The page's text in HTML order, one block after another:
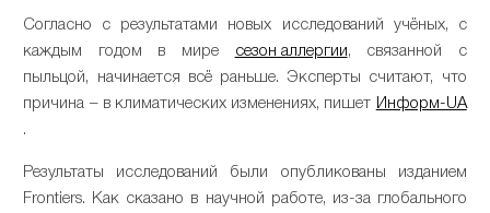
Согласно с результатами новых исследований учёных, с
каждым годом в мире
сезон аллергии, связанной с
пыльцой, начинается всё раньше. Эксперты считают, что
причина – в климатических изменениях, пишет Информ-UA
.
Результаты исследований были опубликованы изданием
Frontiers. Как сказано в научной работе, из-за глобального